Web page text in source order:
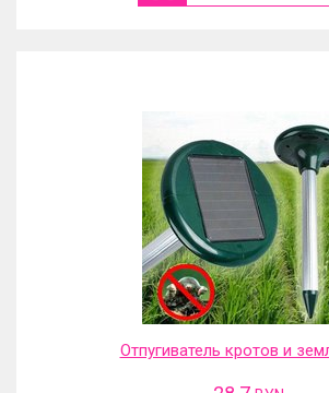
Отпугиватель кротов и